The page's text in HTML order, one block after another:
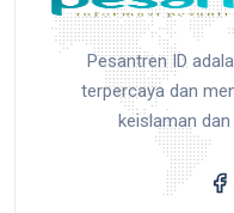
Pesantren ID
terpercaya dan
keislaman